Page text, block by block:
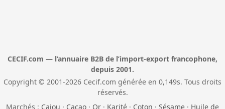
CECIF.com — l’annuaire B2B de l’import-export francophone,
depuis 2001.
Copyright © 2001-2026 Cecif.com générée en 0,149s. Tous droits
réservés.
Marchés : Cajou · Cacao · Or · Karité · Coton · Sésame · Huile de